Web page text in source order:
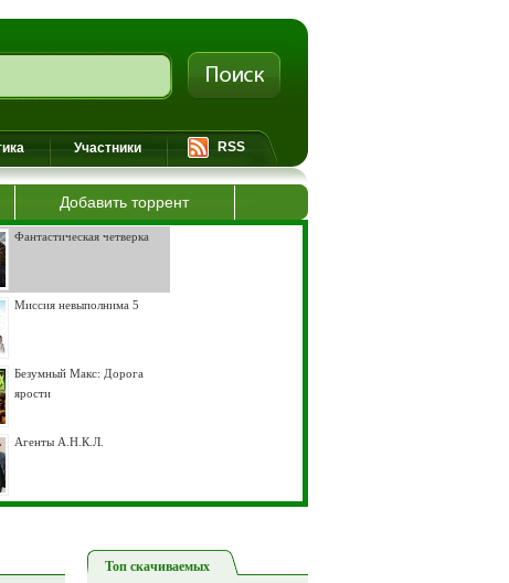
Участники RSS
Добавить торрент
Фантастическая четверка
Миссия невыполнима 5
Безумный Макс: Дорога
ярости
Агенты А.Н.К.Л.
Топ скачиваемых